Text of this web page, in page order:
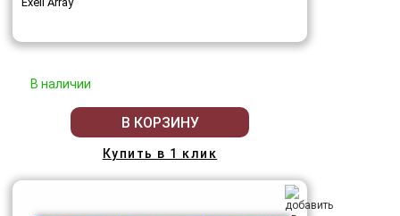
В наличии
В КОРЗИНУ
Купить в 1 клик